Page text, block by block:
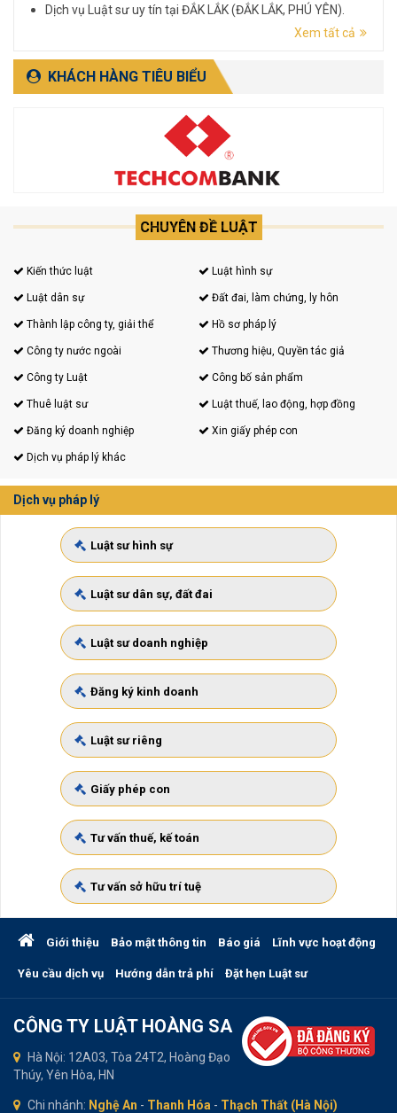
Dịch vụ Luật sư uy tín tại ĐẮK LẮK (ĐẮK LẮK, PHÚ YÊN).
Dịch vụ Luật sư uy tín tại LÂM ĐỒNG (LÂM ĐỒNG, ĐẮK
Xem tất cả
KHÁCH HÀNG TIÊU BIỂU
CHUYÊN ĐỀ LUẬT
Kiến thức luật Luật hình sự
Luật dân sự Đất đai, làm chứng, ly hôn
Thành lập công ty, giải thể Hồ sơ pháp lý
Công ty nước ngoài Thương hiệu, Quyền tác giả
Công ty Luật Công bố sản phẩm
Thuê luật sư Luật thuế, lao động, hợp đồng
Đăng ký doanh nghiệp Xin giấy phép con
Dịch vụ pháp lý khác
Dịch vụ pháp lý
Luật sư hình sự
Luật sư dân sự, đất đai
Luật sư doanh nghiệp
Đăng ký kinh doanh
Luật sư riêng
Giấy phép con
Tư vấn thuế, kế toán
Tư vấn sở hữu trí tuệ
Giới thiệu Bảo mật thông tin Báo giá Lĩnh vực hoạt động
Yêu cầu dịch vụ Hướng dẫn trả phí Đặt hẹn Luật sư
CÔNG TY LUẬT HOÀNG SA
Hà Nội: 12A03, Tòa 24T2, Hoàng Đạo
Thúy, Yên Hòa, HN
Chi nhánh: Nghệ An - Thanh Hóa - Thạch Thất (Hà Nội)